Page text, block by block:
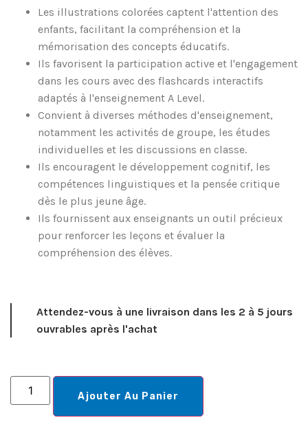
Les illustrations colorées captent l'attention des
enfants, facilitant la compréhension et la
mémorisation des concepts éducatifs.
Ils favorisent la participation active et l'engagement
dans les cours avec des flashcards interactifs
adaptés à l'enseignement A Level.
Convient à diverses méthodes d'enseignement,
notamment les activités de groupe, les études
individuelles et les discussions en classe.
Ils encouragent le développement cognitif, les
compétences linguistiques et la pensée critique
dès le plus jeune âge.
Ils fournissent aux enseignants un outil précieux
pour renforcer les leçons et évaluer la
compréhension des élèves.
Attendez-vous à une livraison dans les 2 à 5 jours
ouvrables après l'achat
Ajouter Au Panier